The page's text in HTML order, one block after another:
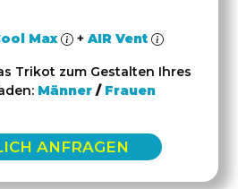
Max + AIR Vent
Trikot zum Gestalten Ihres
Männer / Frauen
ANFRAGEN